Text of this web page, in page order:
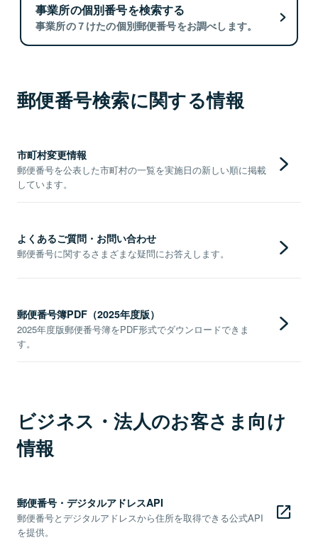
事業所の個別番号を検索する
事業所の７けたの個別郵便番号をお調べします。
郵便番号検索に関する情報
市町村変更情報
郵便番号を公表した市町村の一覧を実施日の新しい順に掲載
しています。
よくあるご質問・お問い合わせ
郵便番号に関するさまざまな疑問にお答えします。
郵便番号簿PDF（2025年度版）
2025年度版郵便番号簿をPDF形式でダウンロードできま
す。
ビジネス・法人のお客さま向け
情報
郵便番号・デジタルアドレスAPI
郵便番号とデジタルアドレスから住所を取得できる公式API
を提供。